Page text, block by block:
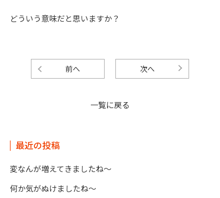
どういう意味だと思いますか？
前へ 次へ
一覧に戻る
最近の投稿
変なんが増えてきましたね～
何か気がぬけましたね～